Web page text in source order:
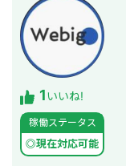
1いいね!
稼働ステータス
◎現在対応可能